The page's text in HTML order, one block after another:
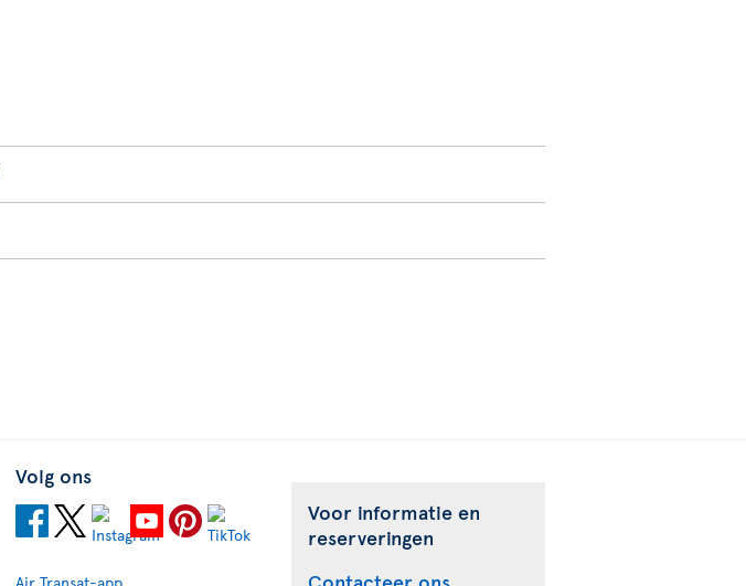
Volg ons
Voor informatie en
reserveringen